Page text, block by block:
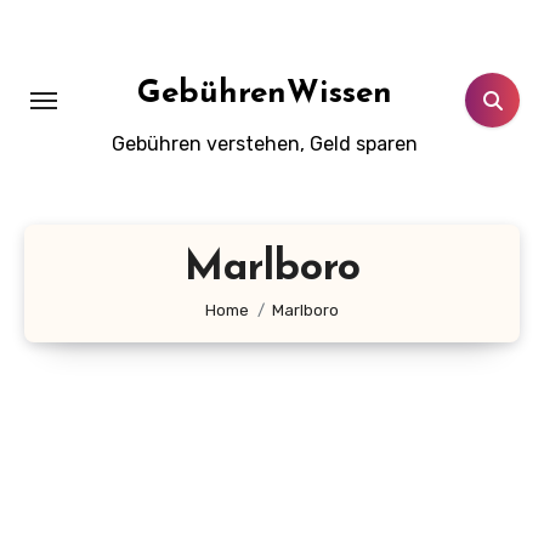
GebührenWissen
Gebühren verstehen, Geld sparen
Marlboro
Home Marlboro